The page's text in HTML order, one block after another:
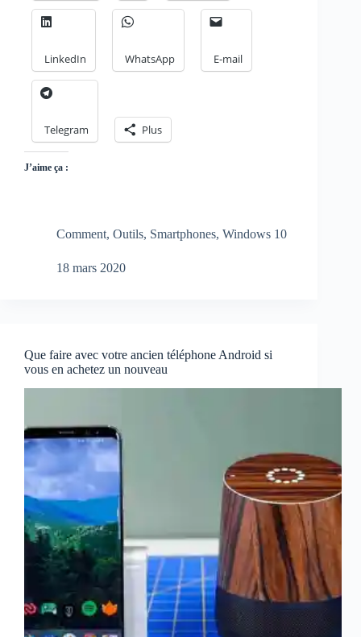
LinkedIn WhatsApp E-mail
Telegram Plus
J’aime ça :
Comment, Outils, Smartphones, Windows 10
18 mars 2020
Que faire avec votre ancien téléphone Android si
vous en achetez un nouveau